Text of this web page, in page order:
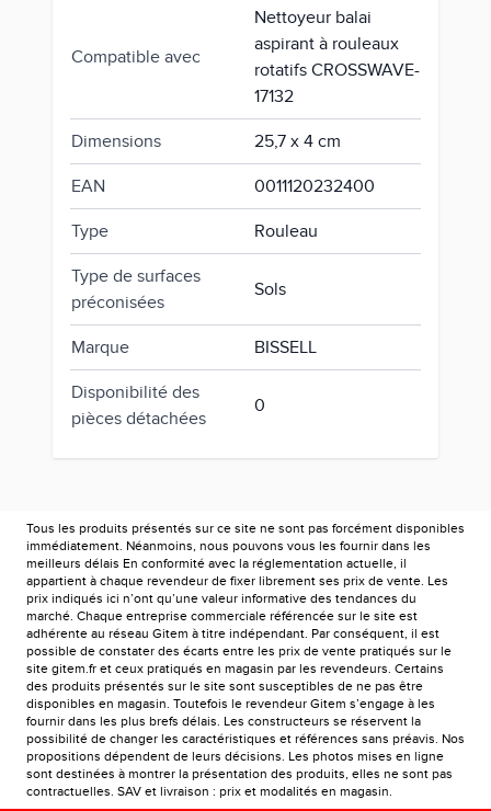
Compatible avec
Nettoyeur balai
aspirant à rouleaux
rotatifs CROSSWAVE-
17132
Dimensions 25,7 x 4 cm
EAN 0011120232400
Type Rouleau
Type de surfaces
préconisées
Sols
Marque BISSELL
Disponibilité des
pièces détachées
0
Tous les produits présentés sur ce site ne sont pas forcément disponibles
immédiatement. Néanmoins, nous pouvons vous les fournir dans les
meilleurs délais En conformité avec la réglementation actuelle, il
appartient à chaque revendeur de fixer librement ses prix de vente. Les
prix indiqués ici n’ont qu’une valeur informative des tendances du
marché. Chaque entreprise commerciale référencée sur le site est
adhérente au réseau Gitem à titre indépendant. Par conséquent, il est
possible de constater des écarts entre les prix de vente pratiqués sur le
site gitem.fr et ceux pratiqués en magasin par les revendeurs. Certains
des produits présentés sur le site sont susceptibles de ne pas être
disponibles en magasin. Toutefois le revendeur Gitem s’engage à les
fournir dans les plus brefs délais. Les constructeurs se réservent la
possibilité de changer les caractéristiques et références sans préavis. Nos
propositions dépendent de leurs décisions. Les photos mises en ligne
sont destinées à montrer la présentation des produits, elles ne sont pas
contractuelles. SAV et livraison : prix et modalités en magasin.